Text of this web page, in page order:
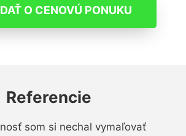
O CENOVÚ PONUKU
Referencie
som si nechal vymaľovať